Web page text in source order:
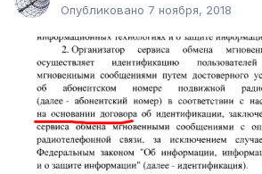
Опубликовано 7 ноября, 2018